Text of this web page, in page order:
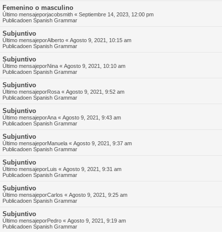
Femenino o masculino
Último mensajeporjacobsmith « Septiembre 14, 2023, 12:00 pm
Publicadoen Spanish Grammar
Subjuntivo
Último mensajeporAlberto « Agosto 9, 2021, 10:15 am
Publicadoen Spanish Grammar
Subjuntivo
Último mensajeporNina « Agosto 9, 2021, 10:10 am
Publicadoen Spanish Grammar
Subjuntivo
Último mensajeporRosa « Agosto 9, 2021, 9:52 am
Publicadoen Spanish Grammar
Subjuntivo
Último mensajeporAna « Agosto 9, 2021, 9:43 am
Publicadoen Spanish Grammar
Subjuntivo
Último mensajeporManuela « Agosto 9, 2021, 9:37 am
Publicadoen Spanish Grammar
Subjuntivo
Último mensajeporLuis « Agosto 9, 2021, 9:31 am
Publicadoen Spanish Grammar
Subjuntivo
Último mensajeporCarlos « Agosto 9, 2021, 9:25 am
Publicadoen Spanish Grammar
Subjuntivo
Último mensajeporPedro « Agosto 9, 2021, 9:19 am
Publicadoen Spanish Grammar